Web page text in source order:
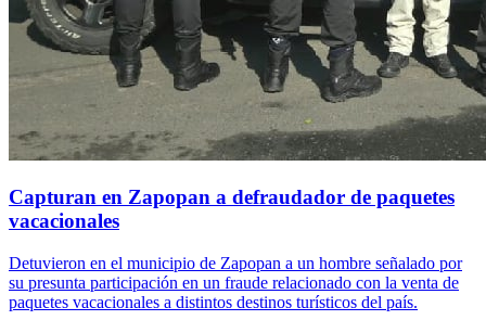
Capturan en Zapopan a defraudador de paquetes
vacacionales
Detuvieron en el municipio de Zapopan a un hombre señalado por
su presunta participación en un fraude relacionado con la venta de
paquetes vacacionales a distintos destinos turísticos del país.